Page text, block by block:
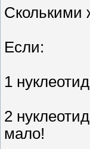
Сколькими
Если:
1
2
мало!